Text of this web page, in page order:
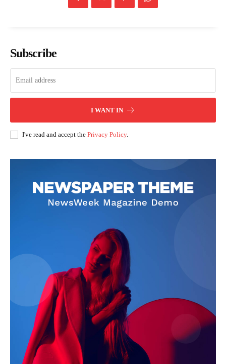
Subscribe
I WANT IN
I've read and accept the Privacy Policy.